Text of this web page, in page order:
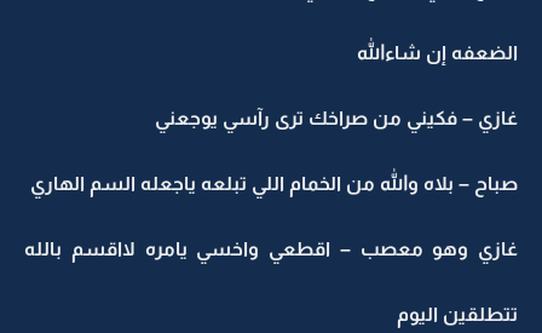
الضعفه إن شاءالله
غازي – فكيني من صراخك ترى رآسي يوجعني
صباح – بلاه والله من الخمام اللي تبلعه ياجعله السم الهاري
غازي وهو معصب – اقطعي واخسي يامره لااقسم بالله
تتطلقين اليوم